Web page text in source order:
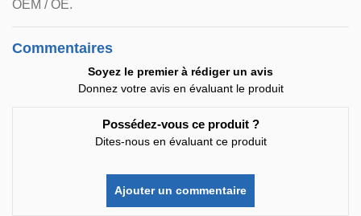
OEM / OE.
Commentaires
Soyez le premier à rédiger un avis
Donnez votre avis en évaluant le produit
Possédez-vous ce produit ?
Dites-nous en évaluant ce produit
Ajouter un commentaire